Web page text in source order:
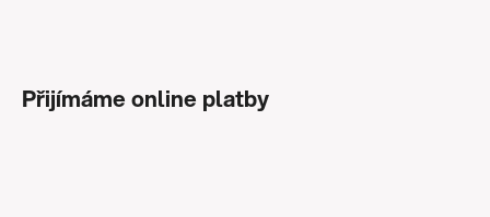
Přijímáme online platby